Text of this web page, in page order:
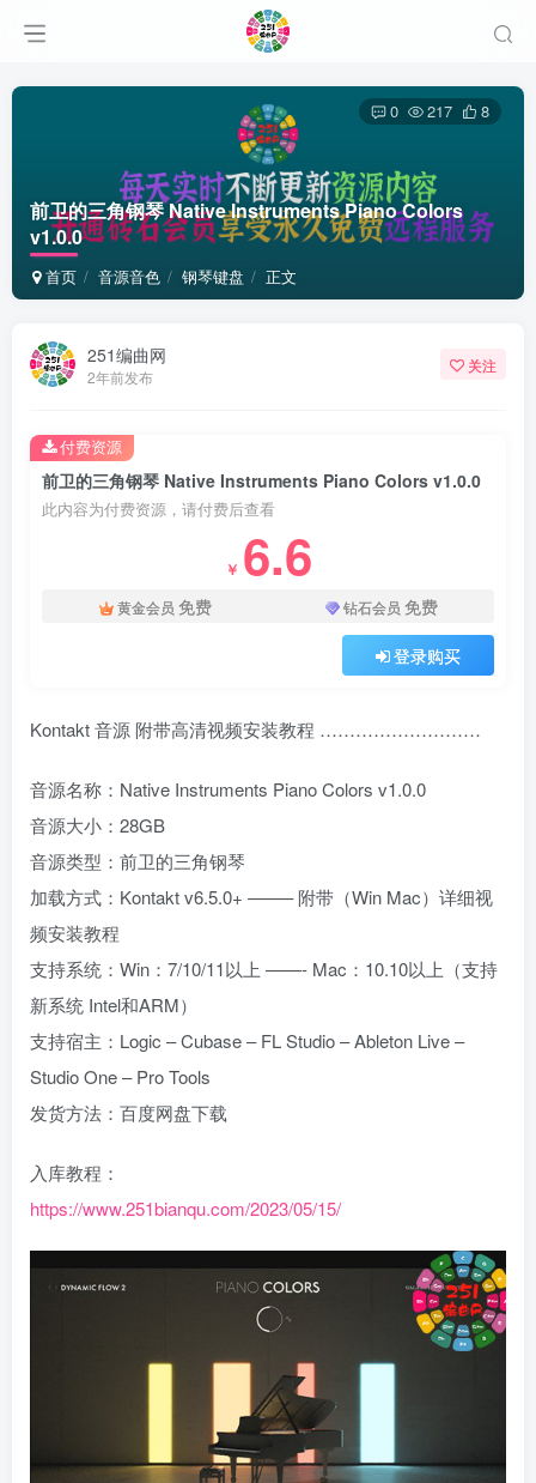
前卫的三角钢琴 Native Instruments Piano Colors
v1.0.0
首页 音源音色 钢琴键盘 正文
0 217 8
251编曲网
2年前发布
关注
前卫的三角钢琴 Native Instruments Piano Colors v1.0.0
此内容为付费资源，请付费后查看
￥ 6.6
黄金会员 免费 钻石会员 免费
登录购买
付费资源
Kontakt 音源 附带高清视频安装教程 ………………………
音源名称：Native Instruments Piano Colors v1.0.0
音源大小：28GB
音源类型：前卫的三角钢琴
加载方式：Kontakt v6.5.0+ ——– 附带（Win Mac）详细视
频安装教程
支持系统：Win：7/10/11以上 ——- Mac：10.10以上（支持
新系统 Intel和ARM）
支持宿主：Logic – Cubase – FL Studio – Ableton Live –
Studio One – Pro Tools
发货方法：百度网盘下载
入库教程：
https://www.251bianqu.com/2023/05/15/